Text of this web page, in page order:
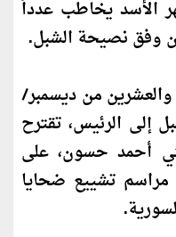
الأسد يخاطب عدداً
وفق نصيحة الشبل.
من ديسمبر/
إلى الرئيس، تقترح
أحمد حسون، على
تشييع ضحايا